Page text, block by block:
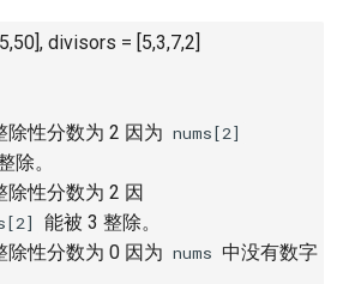
数组
和相等
divisors = [5,3,7,2]
除性分数为 2 因为 nums[2]
除。
除性分数为 2 因
能被 3 整除。
除性分数为 0 因为 nums 中没有数字